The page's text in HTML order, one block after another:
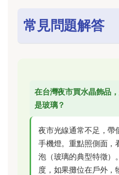
常見問題解答
在台灣夜市買水晶飾品
是玻璃？
夜市光線通常不足，帶
手機燈。重點照側面，
泡（玻璃的典型特徵）
度，如果攤位在戶外，